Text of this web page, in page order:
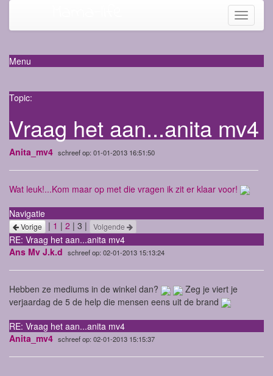
Toggle
Menu
Topic:
Vraag het aan...anita mv4
Anita_mv4 schreef op: 01-01-2013 16:51:50
Wat leuk!...Kom maar op met die vragen ik zit er klaar voor!
Navigatie
Vorige | 1 | 2 | 3 | Volgende
RE: Vraag het aan...anita mv4
Ans Mv J.k.d schreef op: 02-01-2013 15:13:24
Hebben ze mediums in de winkel dan?
Zeg je viert je
verjaardag de 5 de help die mensen eens uit de brand
RE: Vraag het aan...anita mv4
Anita_mv4 schreef op: 02-01-2013 15:15:37